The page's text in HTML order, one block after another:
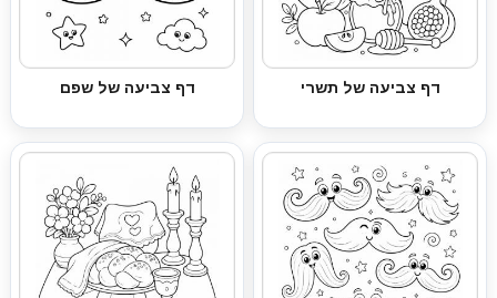
דף צביעה של תשרי דף צביעה של שפם